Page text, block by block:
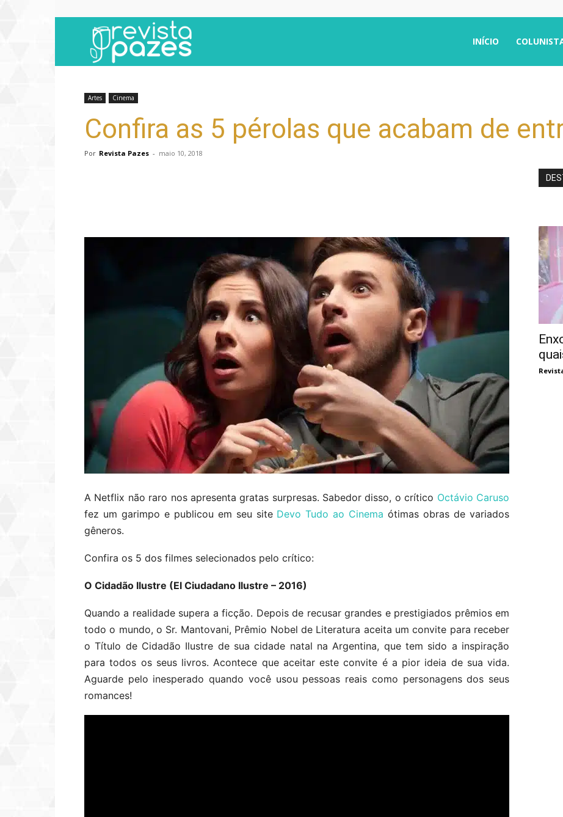
INÍCIO
Artes Cinema
Confira as 5 pérolas que acabam de
Por Revista Pazes - maio 10, 2018
A Netflix não raro nos apresenta gratas surpresas. Sabedor disso, o crítico Octávio Caruso
fez um garimpo e publicou em seu site Devo Tudo ao Cinema ótimas obras de variados
gêneros.
Confira os 5 dos filmes selecionados pelo crítico:
O Cidadão Ilustre (El Ciudadano Ilustre – 2016)
Quando a realidade supera a ficção. Depois de recusar grandes e prestigiados prêmios em
todo o mundo, o Sr. Mantovani, Prêmio Nobel de Literatura aceita um convite para receber
o Título de Cidadão Ilustre de sua cidade natal na Argentina, que tem sido a inspiração
para todos os seus livros. Acontece que aceitar este convite é a pior ideia de sua vida.
Aguarde pelo inesperado quando você usou pessoas reais como personagens dos seus
romances!